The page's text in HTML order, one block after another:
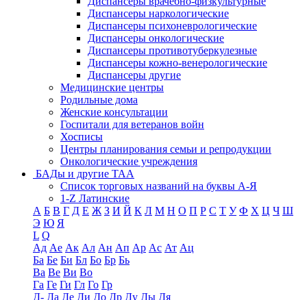
Диспансеры наркологические
Диспансеры психоневрологические
Диспансеры онкологические
Диспансеры противотуберкулезные
Диспансеры кожно-венерологические
Диспансеры другие
Медицинские центры
Родильные дома
Женские консультации
Госпитали для ветеранов войн
Хосписы
Центры планирования семьи и репродукции
Онкологические учреждения
БАДы и другие ТАА
Список торговых названий на буквы А-Я
1-Z Латинские
А Б В Г Д Е Ж З И Й К Л М Н О П Р С Т У Ф Х Ц Ч Ш
Э Ю Я
L Q
Ад Ае Ак Ал Ан Ап Ар Ас Ат Ац
Ба Бе Би Бл Бо Бр Бь
Ва Ве Ви Во
Га Ге Ги Гл Го Гр
Д- Да Де Ди До Др Ду Ды Дя